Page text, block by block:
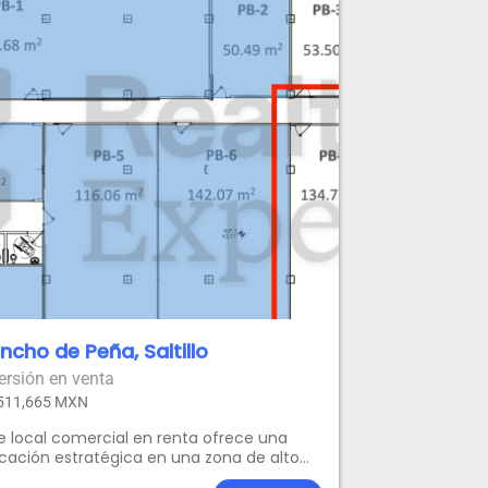
de Peña, Saltillo
en venta
MXN
local comercial en renta ofrece una
estratégica en una zona de alto
vehicular y peatonal, perfecto para